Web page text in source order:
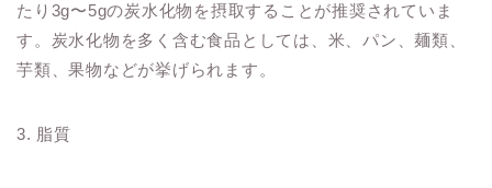
たり3g〜5gの炭水化物を摂取することが推奨されていま
す。炭水化物を多く含む食品としては、米、パン、麺類、
芋類、果物などが挙げられます。
3. 脂質